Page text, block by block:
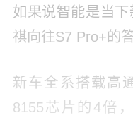
如果说智能是当
祺向往S7 Pro+的
新车全系搭载高
8155芯片的4倍